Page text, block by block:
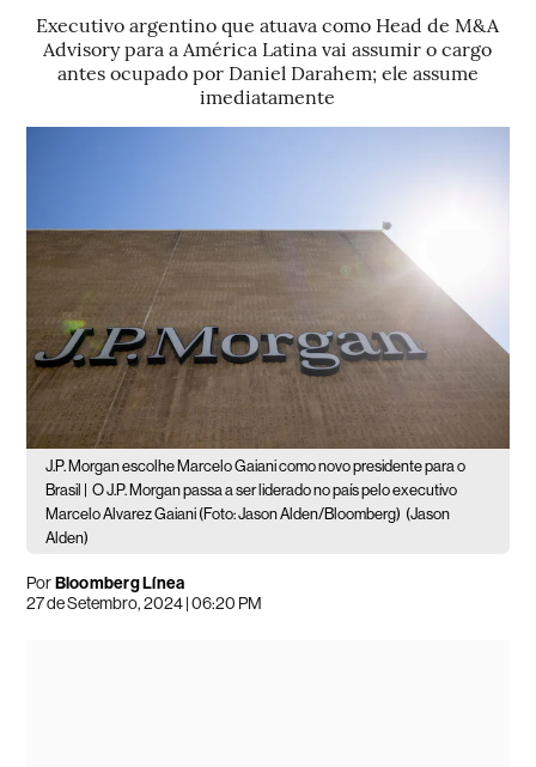
Executivo argentino que atuava como Head de M&A
Advisory para a América Latina vai assumir o cargo
antes ocupado por Daniel Darahem; ele assume
imediatamente
J.P. Morgan escolhe Marcelo Gaiani como novo presidente para o
Brasil |
O J.P. Morgan passa a ser liderado no país pelo executivo
Marcelo Alvarez Gaiani (Foto: Jason Alden/Bloomberg) (Jason
Alden)
PorBloomberg Línea
27 de Setembro, 2024 | 06:20 PM